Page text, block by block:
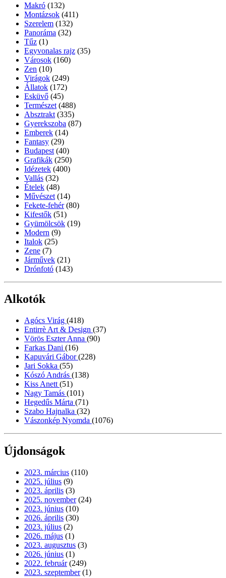
Makró (132)
Montázsok (411)
Szerelem (132)
Panoráma (32)
Tűz (1)
Egyvonalas rajz (35)
Városok (160)
Zen (10)
Virágok (249)
Állatok (172)
Esküvő (45)
Természet (488)
Absztrakt (335)
Gyerekszoba (87)
Emberek (14)
Fantasy (29)
Budapest (40)
Grafikák (250)
Idézetek (400)
Vallás (32)
Ételek (48)
Művészet (14)
Fekete-fehér (80)
Kifestők (51)
Gyümölcsök (19)
Modern (9)
Italok (25)
Zene (7)
Járművek (21)
Drónfotó (143)
Alkotók
Agócs Virág (418)
Entirrè Art & Design (37)
Vörös Eszter Anna (90)
Farkas Dani (16)
Kapuvári Gábor(228)
Jari Sokka (55)
Kószó András (138)
Kiss Anett (51)
Nagy Tamás (101)
Hegedűs Márta (71)
Szabo Hajnalka (32)
Vászonkép Nyomda (1076)
Újdonságok
2023. március (110)
2025. július (9)
2023. április (3)
2025. november (24)
2023. június (10)
2026. április (30)
2023. július (2)
2026. május (1)
2023. augusztus (3)
2026. június (1)
2022. február (249)
2023. szeptember (1)